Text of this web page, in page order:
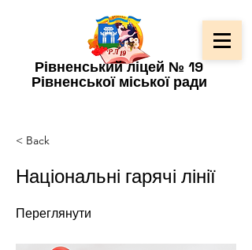
Рівненський ліцей № 19
Рівненської міської ради
< Back
Національні гарячі лінії
Переглянути